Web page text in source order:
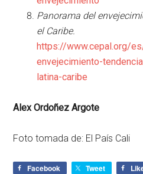
Panorama del
el Caribe.
https://www.cepal.org/
envejecimiento-
latina-caribe
Alex Ordoñez Argote
Foto tomada de: El País Cali
Facebook Tweet